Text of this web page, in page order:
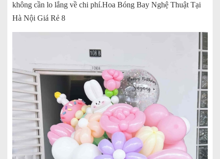
không cần lo lắng về chi phí.Hoa Bóng Bay Nghệ Thuật Tại
Hà Nội Giá Rẻ 8